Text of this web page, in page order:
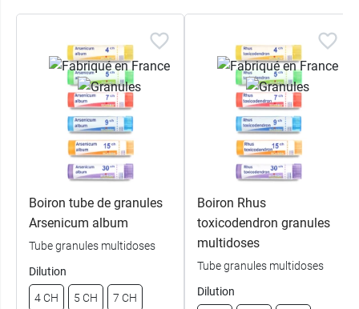
Boiron tube de granules
Arsenicum album
Tube granules multidoses
Dilution
4 CH 5 CH 7 CH
Boiron Rhus
toxicodendron granules
multidoses
Tube granules multidoses
Dilution